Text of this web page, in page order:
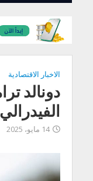
الاخبار الاقتصادية
دونالد
14 مايو، 2025